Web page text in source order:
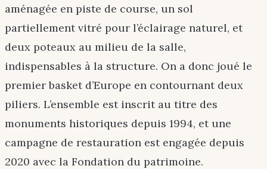
aménagée en piste de course, un sol
partiellement vitré pour l’éclairage naturel, et
deux poteaux au milieu de la salle,
indispensables à la structure. On a donc joué le
premier basket d’Europe en contournant deux
piliers. L’ensemble est inscrit au titre des
monuments historiques depuis 1994, et une
campagne de restauration est engagée depuis
2020 avec la Fondation du patrimoine.